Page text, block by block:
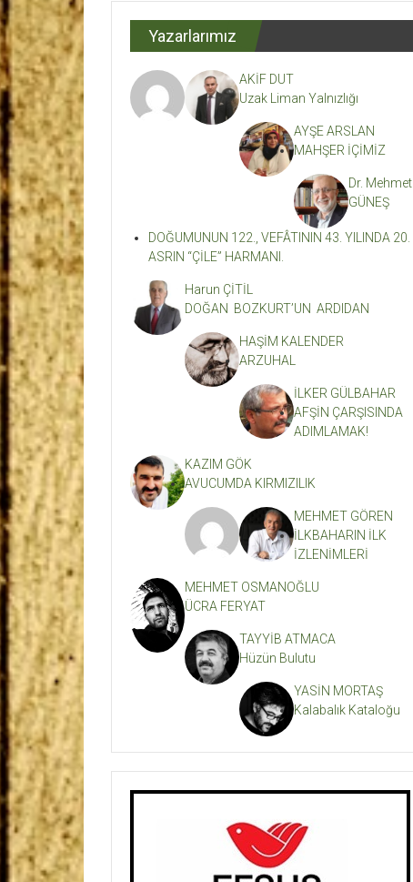
Dergisi
Kahramanmaraş'ın
Etkili
Edebiyat
Yazarlarımız
AKİF DUT
Uzak Liman Yalnızlığı
AYŞE ARSLAN
MAHŞER İÇİMİZ
Dr. Mehmet
GÜNEŞ
DOĞUMUNUN 122., VEFÂTININ 43. YILINDA 20.
ASRIN “ÇİLE” HARMANI.
Harun ÇİTİL
DOĞAN BOZKURT’UN ARDIDAN
HAŞİM KALENDER
ARZUHAL
İLKER GÜLBAHAR
AFŞİN ÇARŞISINDA
ADIMLAMAK!
KAZIM GÖK
AVUCUMDA KIRMIZILIK
MEHMET GÖREN
İLKBAHARIN İLK
İZLENİMLERİ
MEHMET OSMANOĞLU
ÜCRA FERYAT
TAYYİB ATMACA
Hüzün Bulutu
YASİN MORTAŞ
Kalabalık Kataloğu